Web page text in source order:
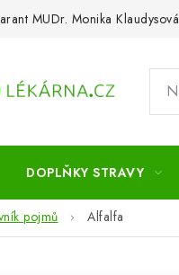
MUDr. Monika Klaudysová
DOPLŇKY STRAVY
pojmů Alfalfa